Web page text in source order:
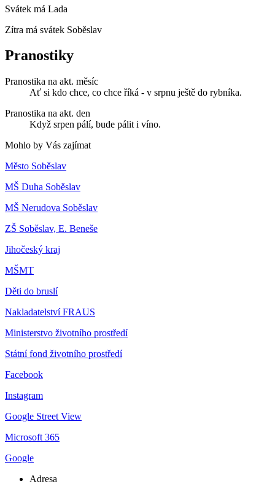
Svátek má Lada
Zítra má svátek Soběslav
Pranostiky
Pranostika na akt. měsíc
Ať si kdo chce, co chce říká - v srpnu ještě do rybníka.
Pranostika na akt. den
Když srpen pálí, bude pálit i víno.
Mohlo by Vás zajímat
Město Soběslav
MŠ Duha Soběslav
MŠ Nerudova Soběslav
ZŠ Soběslav, E. Beneše
Jihočeský kraj
MŠMT
Děti do bruslí
Nakladatelství FRAUS
Ministerstvo životního prostředí
Státní fond životního prostředí
Facebook
Instagram
Google Street View
Microsoft 365
Google
Adresa